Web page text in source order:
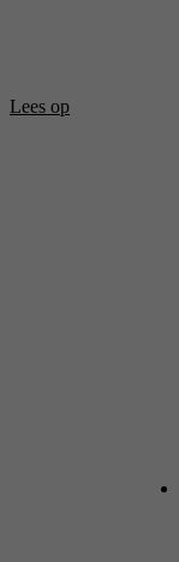
Lees op